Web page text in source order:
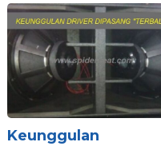
Keunggulan